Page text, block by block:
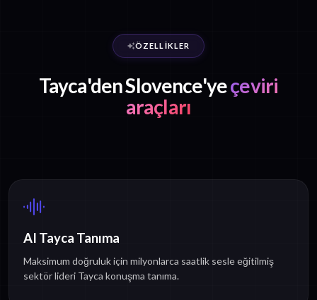
ÖZELLIKLER
Tayca'den Slovence'yeçeviri
araçları
AI Tayca Tanıma
Maksimum doğruluk için milyonlarca saatlik sesle eğitilmiş
sektör lideri Tayca konuşma tanıma.